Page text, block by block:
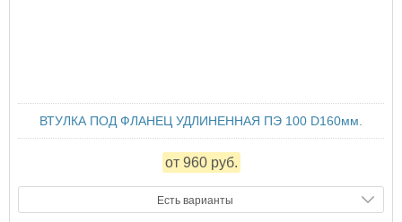
ВТУЛКА ПОД ФЛАНЕЦ УДЛИНЕННАЯ ПЭ 100 D160мм.
от 960 руб.
Есть варианты